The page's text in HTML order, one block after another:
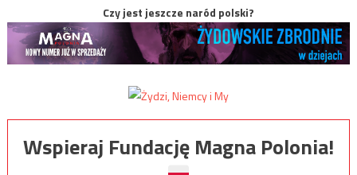
Czy jest jeszcze naród polski?
Wspieraj Fundację Magna Polonia!